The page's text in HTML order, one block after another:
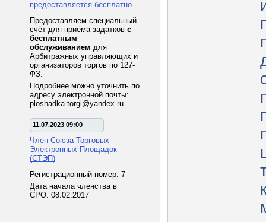
предоставляется бесплатно
Предоставляем специальный
счёт для приёма задатков с
бесплатным
обслуживанием для
Арбитражных управляющих и
организаторов торгов по 127-
ФЗ.
Подробнее можно уточнить по
адресу электронной почты:
ploshadka-torgi@yandex.ru
11.07.2023 09:00
Член Союза Торговых
Электронных Площадок
(СТЭП)
Регистрационный номер: 7
Дата начала членства в
СРО: 08.02.2017